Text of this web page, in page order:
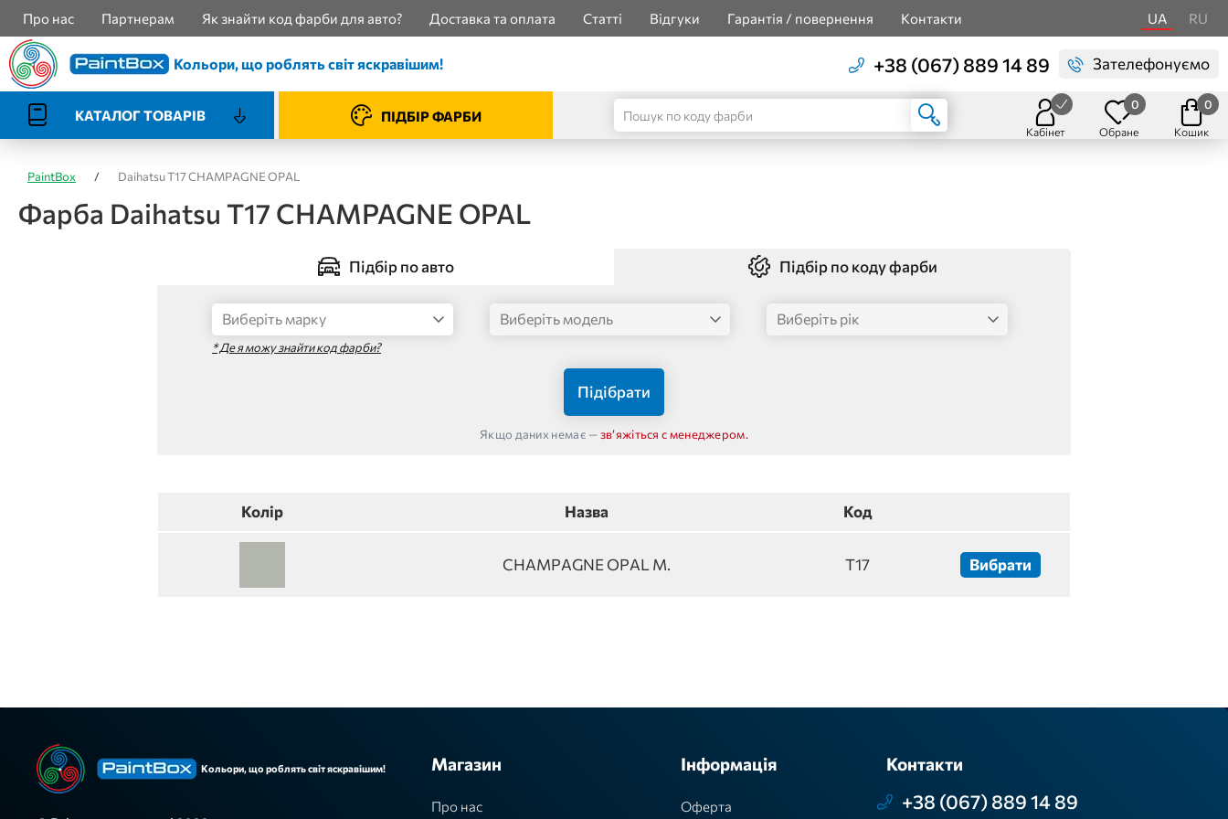
Про нас Партнерам Як знайти код фарби для авто? Доставка та оплата Статті Відгуки Гарантія / повернення Контакти UA RU
Кольори, що роблять світ яскравішим! +38 (067) 889 14 89 Зателефонуємо
КАТАЛОГ ТОВАРІВ ПІДБІР ФАРБИ
Кабінет Обране
0
Кошик
0
PaintBox / Daihatsu T17 CHAMPAGNE OPAL
Фарба Daihatsu T17 CHAMPAGNE OPAL
Підбір по авто Підбір по коду фарби
* Де я можу знайти код фарби?
Підібрати
Якщо даних немає —звʼяжіться с менеджером.
Колір Назва Код
CHAMPAGNE OPAL M. T17 Вибрати
Кольори, що роблять світ яскравішим! Магазин
Про нас
Інформація
Оферта
Контакти
+38 (067) 889 14 89